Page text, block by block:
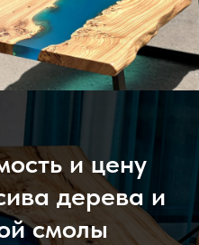
и цену
дерева и
смолы